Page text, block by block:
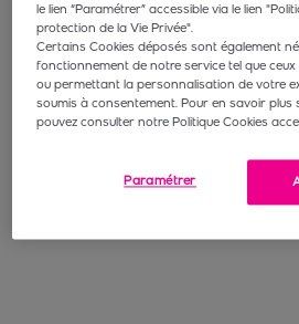
le lien “Paramétrer” accessible via le lien
protection de la Vie Privée".
Certains Cookies déposés sont également
fonctionnement de notre service tel que
ou permettant la personnalisation de votre
soumis à consentement. Pour en savoir plus
pouvez consulter notre Politique Cookies
Paramétrer